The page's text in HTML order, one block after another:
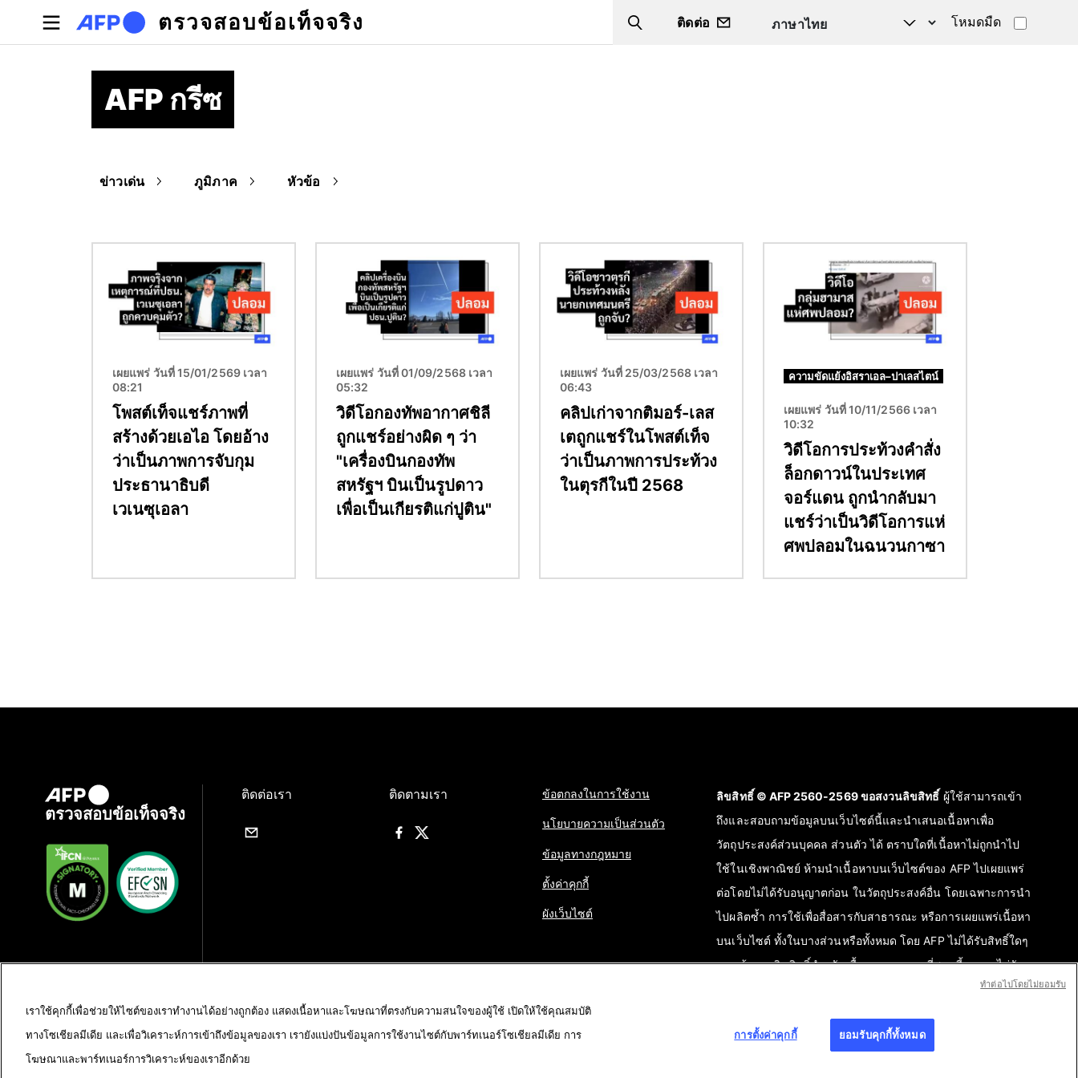
Skip to main content
ตรวจสอบข้อเท็จจริง Search
ติดต่อ โหมดมืด
AFP กรีซ
ข่าวเด่น ภูมิภาค หัวข้อ
เผยแพร่ วันที่ 15/01/2569 เวลา
08:21
โพสต์เท็จแชร์ภาพที่
สร้างด้วยเอไอ โดยอ้าง
ว่าเป็นภาพการจับกุม
ประธานาธิบดี
เวเนซุเอลา
เผยแพร่ วันที่ 01/09/2568 เวลา
05:32
วิดีโอกองทัพอากาศชิลี
ถูกแชร์อย่างผิด ๆ ว่า
"เครื่องบินกองทัพ
สหรัฐฯ บินเป็นรูปดาว
เพื่อเป็นเกียรติแก่ปูติน"
เผยแพร่ วันที่ 25/03/2568 เวลา
06:43
คลิปเก่าจากติมอร์-เลส
เตถูกแชร์ในโพสต์เท็จ
ว่าเป็นภาพการประท้วง
ในตุรกีในปี 2568
ความขัดแย้งอิสราเอล–ปาเลสไตน์
เผยแพร่ วันที่ 10/11/2566 เวลา
10:32
วิดีโอการประท้วงคำสั่ง
ล็อกดาวน์ในประเทศ
จอร์แดน ถูกนำกลับมา
แชร์ว่าเป็นวิดีโอการแห่
ศพปลอมในฉนวนกาซา
ตรวจสอบข้อเท็จจริง
ติดต่อเรา ติดตามเรา ข้อตกลงในการใช้งาน
นโยบายความเป็นส่วนตัว
ข้อมูลทางกฎหมาย
ตั้งค่าคุกกี้
ผังเว็บไซต์
ลิขสิทธิ์ © AFP 2560-2569 ขอสงวนลิขสิทธิ์ ผู้ใช้สามารถเข้า
ถึงและสอบถามข้อมูลบนเว็บไซต์นี้และนำเสนอเนื้อหาเพื่อ
วัตถุประสงค์ส่วนบุคคล ส่วนตัว ได้ ตราบใดที่เนื้อหาไม่ถูกนำไป
ใช้ในเชิงพาณิชย์ ห้ามนำเนื้อหาบนเว็บไซต์ของ AFP ไปเผยแพร่
ต่อโดยไม่ได้รับอนุญาตก่อน ในวัตถุประสงค์อื่น โดยเฉพาะการนำ
ไปผลิตซ้ำ การใช้เพื่อสื่อสารกับสาธารณะ หรือการเผยแพร่เนื้อหา
บนเว็บไซต์ ทั้งในบางส่วนหรือทั้งหมด โดย AFP ไม่ได้รับสิทธิ์ใดๆ
จากเจ้าของลิขสิทธิ์สำหรับเนื้อหาของบุคคลที่สามนี้และจะไม่รับ
ผิดชอบใดๆ ในเรื่องนี้ AFP และสัญลักษณ์เป็นเครื่องหมายที่ได้รับ
เราใช้คุกกี้เพื่อช่วยให้ไซต์ของเราทำงานได้อย่างถูกต้อง แสดงเนื้อหาและโฆษณาที่ตรงกับความสนใจของผู้ใช้ เปิดให้ใช้คุณสมบัติ
ทางโซเชียลมีเดีย และเพื่อวิเคราะห์การเข้าถึงข้อมูลของเรา เรายังแบ่งปันข้อมูลการใช้งานไซต์กับพาร์ทเนอร์โซเชียลมีเดีย การ
โฆษณาและพาร์ทเนอร์การวิเคราะห์ของเราอีกด้วย
การตั้งค่าคุกกี้ ยอมรับคุกกี้ทั้งหมด
ทําต่อไปโดยไม่ยอมรับ